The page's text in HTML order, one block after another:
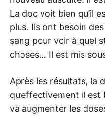
La doc voit bien qu’il
plus. Ils ont besoin
sang pour voir à quel
choses… Il est mis
Après les résultats, la
qu’effectivement il est
va augmenter les